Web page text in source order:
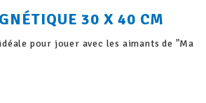
30 X 40 CM
pour jouer avec les aimants de "Ma